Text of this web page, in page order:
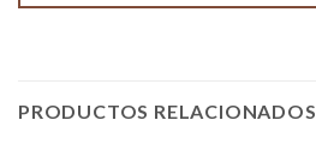
PRODUCTOS RELACIONADOS